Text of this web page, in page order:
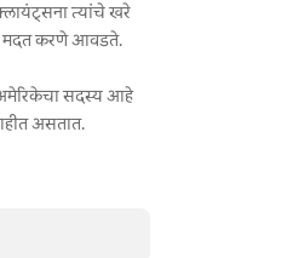
त्यांचे खरे
मदत करणे आवडते.
सदस्य आहे
असतात.